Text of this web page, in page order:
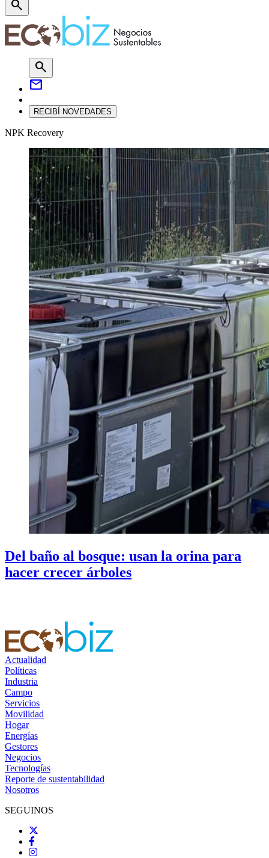
search
search
mail
RECIBÍ NOVEDADES
NPK Recovery
Del baño al bosque: usan la orina para
hacer crecer árboles
Actualidad
Políticas
Industria
Campo
Servicios
Movilidad
Hogar
Energías
Gestores
Negocios
Tecnologías
Reporte de sustentabilidad
Nosotros
SEGUINOS